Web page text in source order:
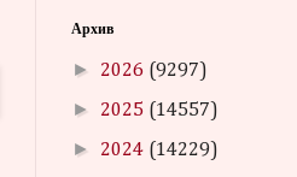
Архив
► 2026 (9297)
► 2025 (14557)
► 2024 (14229)